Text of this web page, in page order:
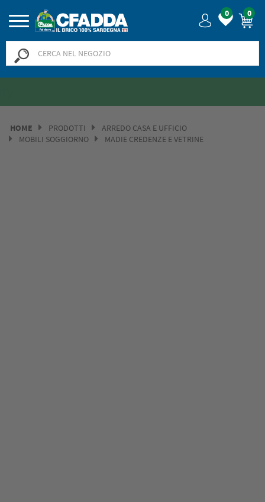
0 0
HOME PRODOTTI
ARREDO CASA E UFFICIO
MOBILI SOGGIORNO
MADIE CREDENZE E VETRINE